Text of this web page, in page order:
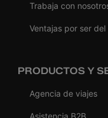
Trabaja con
Ventajas por ser del
PRODUCTOS Y
Agencia de viajes
Asistencia B2B